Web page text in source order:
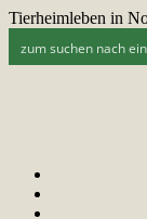
Tierheimleben in